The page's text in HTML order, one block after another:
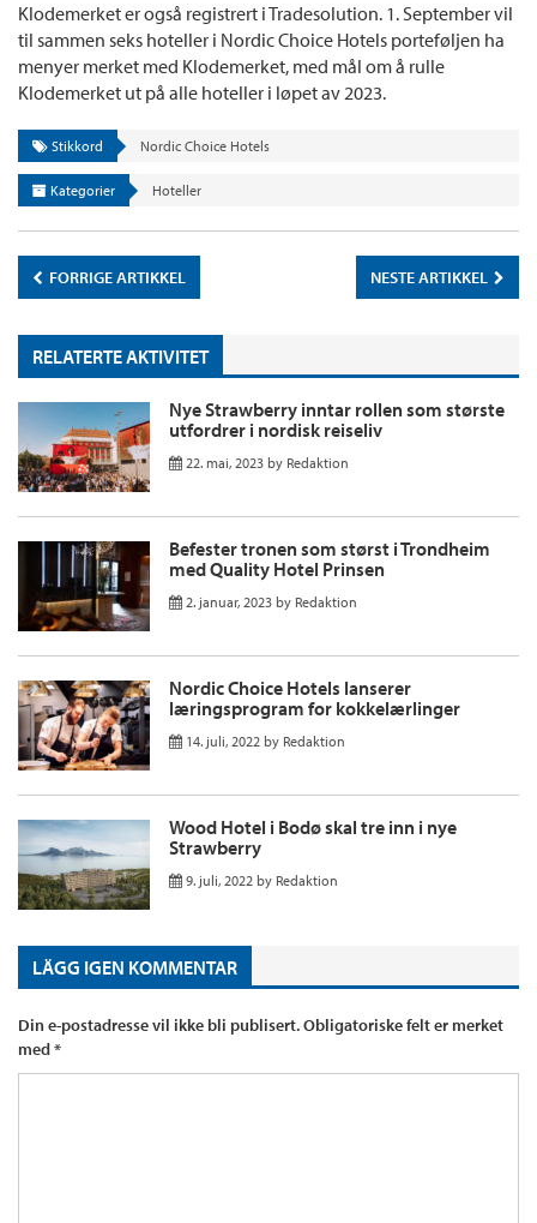
Klodemerket er også registrert i Tradesolution. 1. September vil
til sammen seks hoteller i Nordic Choice Hotels porteføljen ha
menyer merket med Klodemerket, med mål om å rulle
Klodemerket ut på alle hoteller i løpet av 2023.
Stikkord Nordic Choice Hotels
Kategorier Hoteller
FORRIGE ARTIKKEL NESTE ARTIKKEL
RELATERTE AKTIVITET
Nye Strawberry inntar rollen som største
utfordrer i nordisk reiseliv
22. mai, 2023 by Redaktion
Befester tronen som størst i Trondheim
med Quality Hotel Prinsen
2. januar, 2023 by Redaktion
Nordic Choice Hotels lanserer
læringsprogram for kokkelærlinger
14. juli, 2022 by Redaktion
Wood Hotel i Bodø skal tre inn i nye
Strawberry
9. juli, 2022 by Redaktion
LÄGG IGEN KOMMENTAR
Din e-postadresse vil ikke bli publisert.Obligatoriske felt er merket
med*